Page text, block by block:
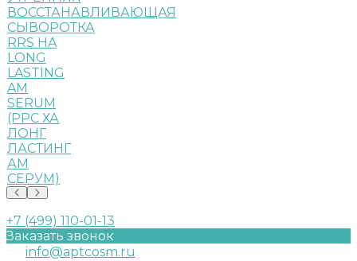
ВОССТАНАВЛИВАЮЩАЯ
СЫВОРОТКА
RRS HA
LONG
LASTING
AM
SERUM
(РРС ХА
ЛОНГ
ЛАСТИНГ
АМ
СЕРУМ)
+7 (499) 110-01-13
Заказать звонок
info@aptcosm.ru